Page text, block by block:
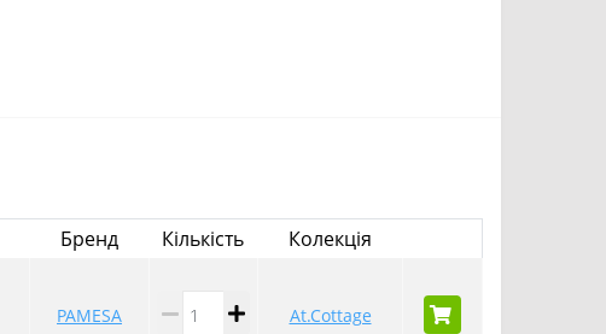
Бренд Кількість Колекція
PAMESA At.Cottage